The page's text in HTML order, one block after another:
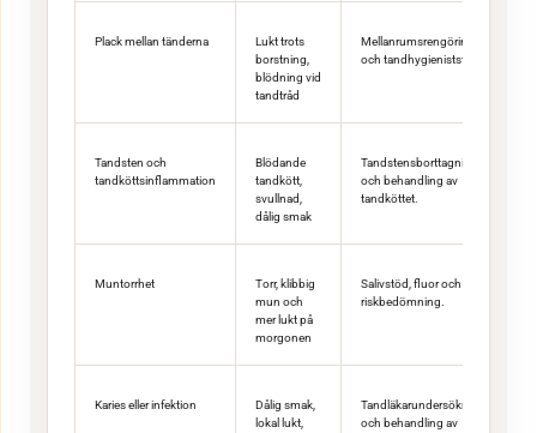
Plack mellan tänderna
Lukt trots
borstning,
blödning vid
tandtråd
Mellanrumsrengöring
och tandhygieniststöd.
Tandsten och
tandköttsinflammation
Blödande
tandkött,
svullnad,
dålig smak
Tandstensborttagning
och behandling av
tandköttet.
Muntorrhet
Torr, klibbig
mun och
mer lukt på
morgonen
Salivstöd, fluor och
riskbedömning.
Karies eller infektion
Dålig smak,
lokal lukt,
Tandläkarundersökning
och behandling av